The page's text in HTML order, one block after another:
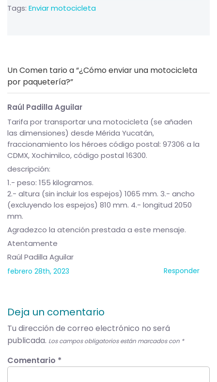
Tags: Enviar motocicleta
UnComen tario a “¿Cómo enviar una motocicleta
por paquetería?”
Raúl Padilla Aguilar
Tarifa por transportar una motocicleta (se añaden
las dimensiones) desde Mérida Yucatán,
fraccionamiento los héroes código postal: 97306 a la
CDMX, Xochimilco, código postal 16300.
descripción:
1.- peso: 155 kilogramos.
2.- altura (sin incluir los espejos) 1065 mm. 3.- ancho
(excluyendo los espejos) 810 mm. 4.- longitud 2050
mm.
Agradezco la atención prestada a este mensaje.
Atentamente
Raúl Padilla Aguilar
febrero 28th, 2023 Responder
Deja un comentario
Tu dirección de correo electrónico no será
publicada. Los campos obligatorios están marcados con *
Comentario *